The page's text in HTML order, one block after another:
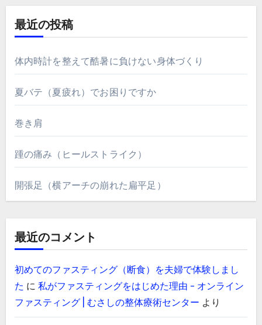
最近の投稿
体内時計を整えて酷暑に負けない身体づくり
夏バテ（夏疲れ）でお困りですか
巻き肩
踵の痛み（ヒールストライク）
開張足（横アーチの崩れた扁平足）
最近のコメント
初めてのファスティング（断食）を夫婦で体験しまし
た に 私がファスティングをはじめた理由 - オンライン
ファスティング | むさしの整体療術センター より